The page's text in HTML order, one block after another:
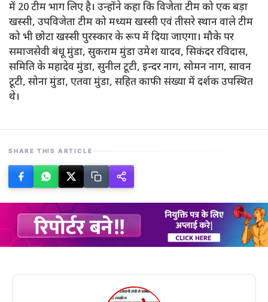
में 20 टीम भाग लिए है। उन्होंने कहा कि विजेता टीम को एक बड़ा
खस्सी, उपविजेता टीम को मध्यम खस्सी एवं तीसरे स्थान वाले टीम
को भी छोटा खस्सी पुरस्कार के रूप में दिया जाएगा। मौके पर
समाजसेवी बंधू मुंडा, सुकराम मुंडा उमेश यादव, सिकंदर रविदास,
समिति के महादेव मुंडा, सुनील टूटी, इन्दर नाग, सोमन नाग, सावन
टूटी, सोना मुंडा, एतवा मुंडा, सहित काफी संख्या में दर्शक उपस्थित
थे।
SHARE THIS ARTICLE